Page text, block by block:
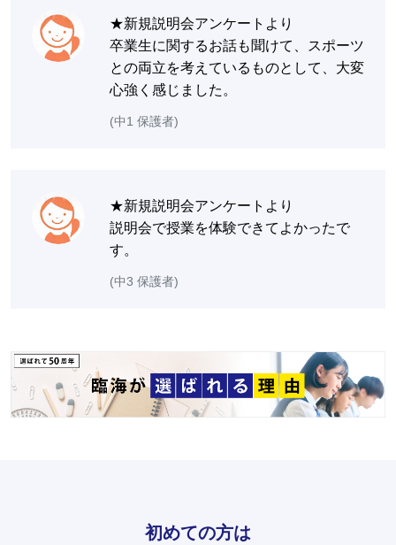
★新規説明会アンケートより
卒業生に関するお話も聞けて、スポーツ
との両立を考えているものとして、大変
心強く感じました。
(中1 保護者)
★新規説明会アンケートより
説明会で授業を体験できてよかったで
す。
(中3 保護者)
初めての方は